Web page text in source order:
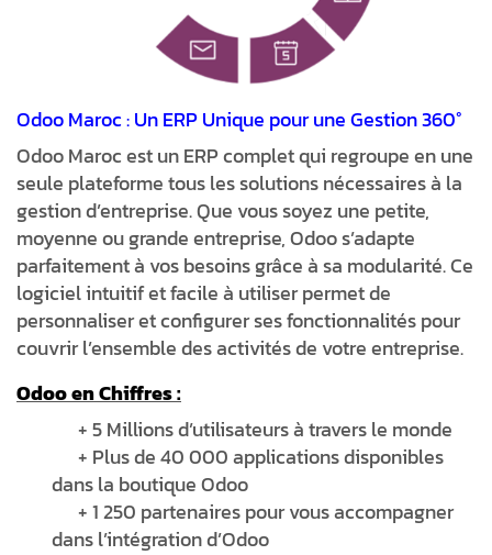
Odoo Maroc : Un ERP Unique pour une Gestion 360°
Odoo Maroc est un ERP complet qui regroupe en une
seule plateforme tous les solutions nécessaires à la
gestion d’entreprise. Que vous soyez une petite,
moyenne ou grande entreprise, Odoo s’adapte
parfaitement à vos besoins grâce à sa modularité. Ce
logiciel intuitif et facile à utiliser permet de
personnaliser et configurer ses fonctionnalités pour
couvrir l’ensemble des activités de votre entreprise.
Odoo en Chiffres :
+ 5 Millions d’utilisateurs à travers le monde
+ Plus de 40 000 applications disponibles
dans la boutique Odoo
+ 1 250 partenaires pour vous accompagner
dans l’intégration d’Odoo